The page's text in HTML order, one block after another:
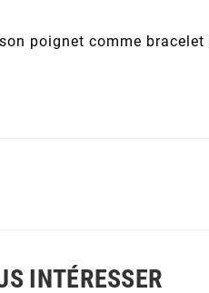
poignet comme bracelet
INTÉRESSER